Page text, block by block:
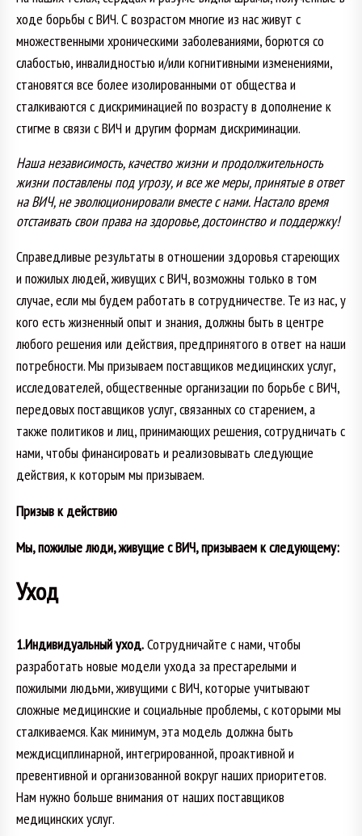
ходе борьбы с ВИЧ. С возрастом многие из нас живут с
множественными хроническими заболеваниями, борются со
слабостью, инвалидностью и/или когнитивными изменениями,
становятся все более изолированными от общества и
сталкиваются с дискриминацией по возрасту в дополнение к
стигме в связи с ВИЧ и другим формам дискриминации.
Наша независимость, качество жизни и продолжительность
жизни поставлены под угрозу, и все же меры, принятые в ответ
на ВИЧ, не эволюционировали вместе с нами. Настало время
отстаивать свои права на здоровье, достоинство и поддержку!
Справедливые результаты в отношении здоровья стареющих
и пожилых людей, живущих с ВИЧ, возможны только в том
случае, если мы будем работать в сотрудничестве. Те из нас, у
кого есть жизненный опыт и знания, должны быть в центре
любого решения или действия, предпринятого в ответ на наши
потребности. Мы призываем поставщиков медицинских услуг,
исследователей, общественные организации по борьбе с ВИЧ,
передовых поставщиков услуг, связанных со старением, а
также политиков и лиц, принимающих решения, сотрудничать с
нами, чтобы финансировать и реализовывать следующие
действия, к которым мы призываем.
Призыв к действию
Мы, пожилые люди, живущие с ВИЧ, призываем к следующему:
Уход
1.Индивидуальный уход.Сотрудничайте с нами, чтобы
разработать новые модели ухода за престарелыми и
пожилыми людьми, живущими с ВИЧ, которые учитывают
сложные медицинские и социальные проблемы, с которыми мы
сталкиваемся. Как минимум, эта модель должна быть
междисциплинарной, интегрированной, проактивной и
превентивной и организованной вокруг наших приоритетов.
Нам нужно больше внимания от наших поставщиков
медицинских услуг.